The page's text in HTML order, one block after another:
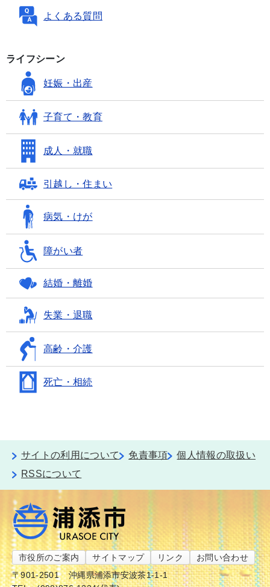
よくある質問
ライフシーン
妊娠・出産
子育て・教育
成人・就職
引越し・住まい
病気・けが
障がい者
結婚・離婚
失業・退職
高齢・介護
死亡・相続
サイトの利用について 免責事項
個人情報の取扱い
RSSについて
市役所のご案内 サイトマップ リンク
お問い合わせ
〒901-2501
沖縄県浦添市安波茶1-1-1